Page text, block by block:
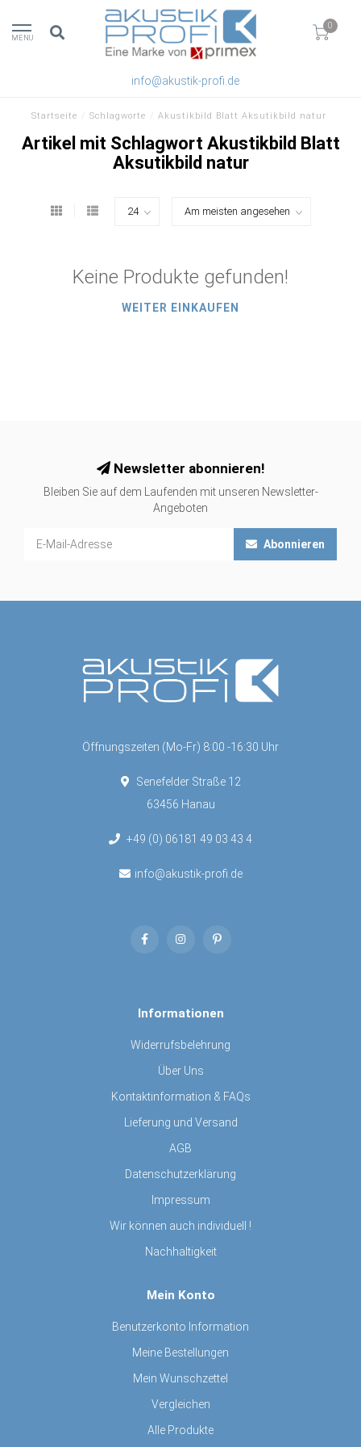
MENU
0
info@akustik-profi.de
Startseite Schlagworte Akustikbild Blatt Aksutikbild natur
Artikel mit Schlagwort Akustikbild Blatt
Aksutikbild natur
Keine Produkte gefunden!
WEITER EINKAUFEN
Newsletter abonnieren!
Bleiben Sie auf dem Laufenden mit unseren Newsletter-
Angeboten
Abonnieren
Öffnungszeiten (Mo-Fr) 8:00 -16:30 Uhr
Senefelder Straße 12
63456 Hanau
+49 (0) 06181 49 03 43 4
info@akustik-profi.de
Informationen
Widerrufsbelehrung
Über Uns
Kontaktinformation & FAQs
Lieferung und Versand
AGB
Datenschutzerklärung
Impressum
Wir können auch individuell !
Nachhaltigkeit
Mein Konto
Benutzerkonto Information
Meine Bestellungen
Mein Wunschzettel
Vergleichen
Alle Produkte